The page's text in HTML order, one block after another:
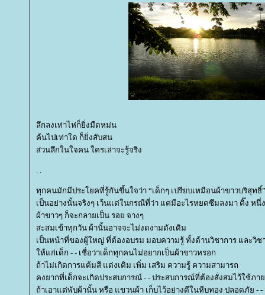
ลึกลงเท่าไห่ก็ยิ่งมืดหม่น
ค้นไปเท่าใด ก็ยิ่งสับสน
ส่วนลึกในใจคน ใครเล่าจะรู้จริง
. .
ทุกคนมักมีประโยคที่รู้กันขึ้นใจว่า “เด็กๆ เปรียบเหมือนผ้าขาวบริสุทธิ์”
เป็นอย่างนั้นจริงๆ เว้นแต่ในกรณีที่ว่า แค่มีอะไรหยดซึมลงมา ติ๊ง หนึ่ง
ผ้าขาวๆ ก็จะกลายเป็น รอย จางๆ
สะสมเข้าทุกวัน ผ้านั้นอาจจะไม่งดงามดังเดิม
เป็นหน้าที่ของผู้ใหญ่ ที่ต้องอบรม มอบความรู้ ทั้งด้านวิชาการ และวิช
ห้แก่เด็ก - - เชื่อว่าเด็กทุกคนไม่อยากเป็นผ้าขาวหรอก
ถ้าไม่เกิดการแต้มสี แต่งเติม เพิ่ม เสริม ความรู้ ความสามารถ
คงยากที่เด็กจะเกิดประสบการณ์ - - ประสบการณ์ที่ต้องสั่งสมไว้ใช้ภา
ถ้าเอาแต่พับผ้านั้น หรือ แขวนผ้า เก็บไว้อย่างดีในหีบทอง ปลอดภัย - -